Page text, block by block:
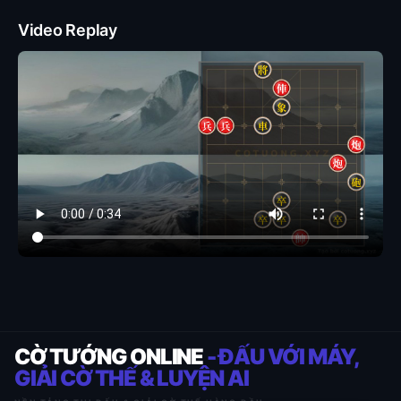
Video Replay
CỜ TƯỚNG ONLINE- ĐẤU VỚI MÁY,
GIẢI CỜ THẾ & LUYỆN AI